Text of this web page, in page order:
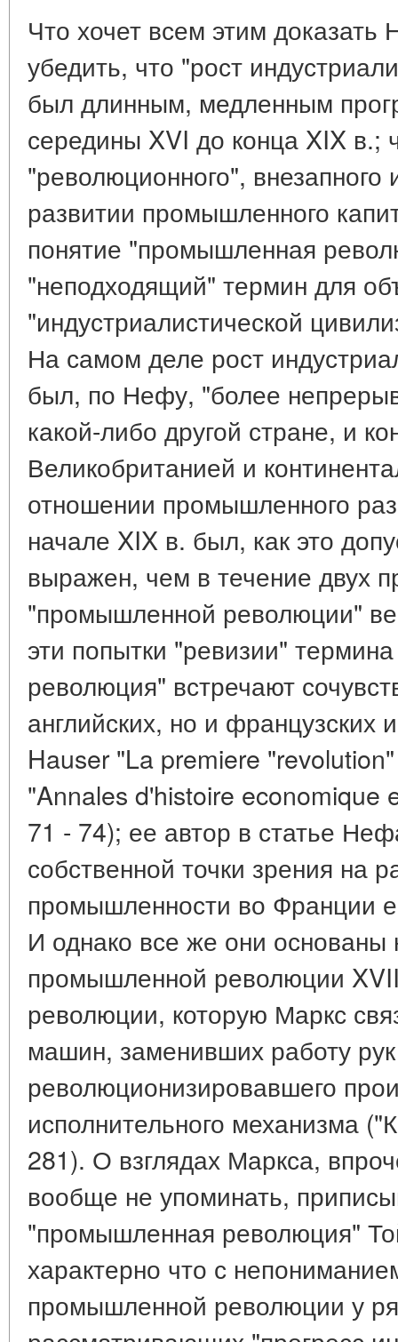
Что хочет всем этим
убедить, что "рост
был длинным, медленным
середины XVI до конца XIX в.;
"революционного", внезапного
развитии промышленного
понятие "промышленная
"неподходящий" термин для
"индустриалистической
На самом деле рост
был, по Нефу, "более
какой-либо другой стране, и
Великобританией и
отношении промышленного
начале XIX в. был, как это
выражен, чем в течение двух
"промышленной революции"
эти попытки "ревизии"
революция" встречают
английских, но и французских
Hauser "La premiere
"Annales d'histoire economique
71 - 74); ее автор в статье
собственной точки зрения на
промышленности во Франции
И однако все же они
промышленной революции
революции, которую Маркс
машин, заменивших работу
революционизировавшего
исполнительного механизма
281). О взглядах Маркса,
вообще не упоминать,
"промышленная революция"
характерно что с
промышленной революции у